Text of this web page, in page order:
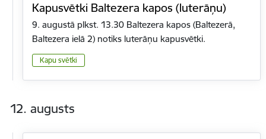
Kapusvētki Baltezera kapos (luterāņu)
9. augustā plkst. 13.30 Baltezera kapos (Baltezerā,
Baltezera ielā 2) notiks luterāņu kapusvētki.
Kapu svētki
12. augusts